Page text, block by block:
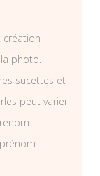
création
photo.
sucettes et
peut varier